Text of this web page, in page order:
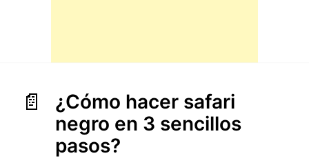
¿Cómo hacer safari
negro en 3 sencillos
pasos?